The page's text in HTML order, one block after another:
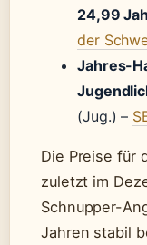
24,99
der
Jahres-
(Jug.) –
Die Preise für
zuletzt im
Schnupper-
Jahren stabil